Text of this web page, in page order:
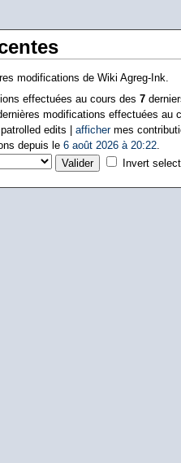
modifications de Wiki Agreg-Ink.
effectuées au cours des 7
modifications effectuées au
edits | affichermes
depuis le 6 août 2026 à 20:22.
Invert